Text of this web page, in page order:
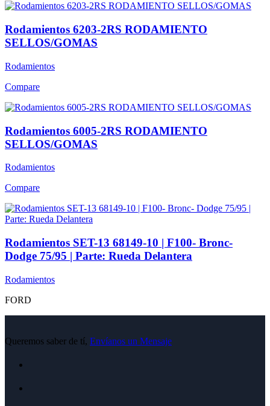
Rodamientos 6203-2RS RODAMIENTO
SELLOS/GOMAS
Rodamientos
Compare
Rodamientos 6005-2RS RODAMIENTO
SELLOS/GOMAS
Rodamientos
Compare
Rodamientos SET-13 68149-10 | F100- Bronc-
Dodge 75/95 | Parte: Rueda Delantera
Rodamientos
FORD
Queremos saber de tí, Envíanos un Mensaje